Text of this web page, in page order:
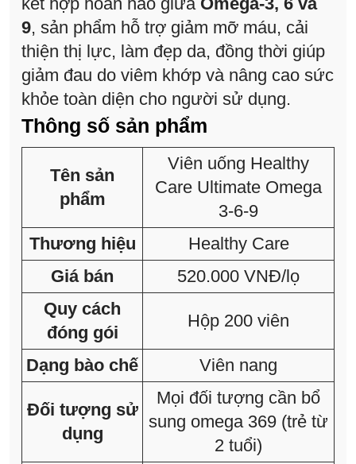
9, sản phẩm hỗ trợ giảm mỡ máu, cải
thiện thị lực, làm đẹp da, đồng thời giúp
giảm đau do viêm khớp và nâng cao sức
khỏe toàn diện cho người sử dụng.
Thông số sản phẩm
Tên sản
phẩm
Viên uống Healthy
Care Ultimate Omega
3-6-9
Thương hiệu
Healthy Care
Giá bán
520.000 VNĐ/lọ
Quy cách
đóng gói
Hộp 200 viên
Dạng bào chế Viên nang
Đối tượng sử
dụng
Mọi đối tượng cần bổ
sung omega 369 (trẻ từ
2 tuổi)